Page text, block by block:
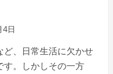
4日
ど、日常生活に欠かせ
す。しかしその一方